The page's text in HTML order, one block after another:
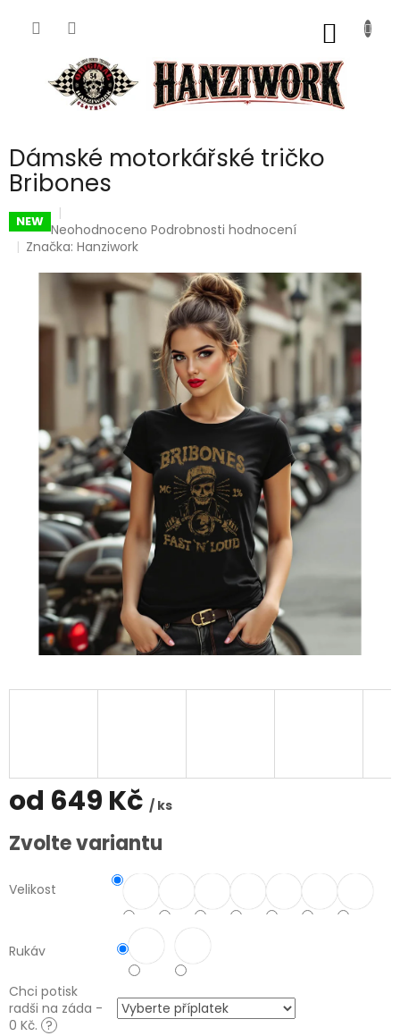
Dámské motorkářské tričko
Bribones
NEW Průměrné
hodnocení
z
5
hvězdiček.
Neohodnoceno Podrobnosti hodnocení
Značka:Hanziwork
od 649 Kč / ks
Měrná
cena:
Zvolte variantu
Velikost
Rukáv
Chci potisk
radši na záda -
0 Kč. ?